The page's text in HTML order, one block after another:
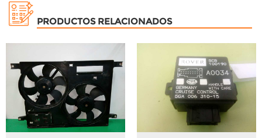
PRODUCTOS RELACIONADOS